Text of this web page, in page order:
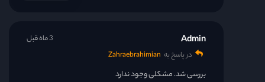
Admin
در پاسخ به Zahraebrahimian
بررسی شد. مشکلی وجود ندارد
3 ماه قبل